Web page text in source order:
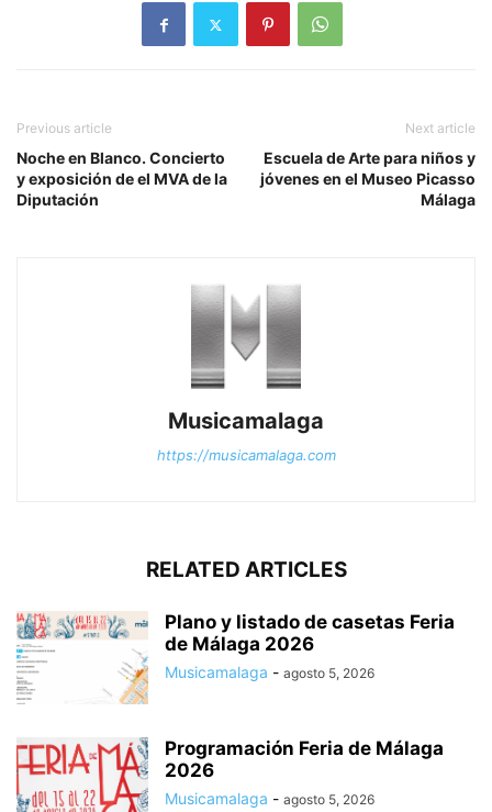
Previous article
Noche en Blanco. Concierto
y exposición de el MVA de la
Diputación
Next article
Escuela de Arte para niños y
jóvenes en el Museo Picasso
Málaga
Musicamalaga
https://musicamalaga.com
RELATED ARTICLES
Plano y listado de casetas Feria
de Málaga 2026
Musicamalaga - agosto 5, 2026
Programación Feria de Málaga
2026
Musicamalaga - agosto 5, 2026